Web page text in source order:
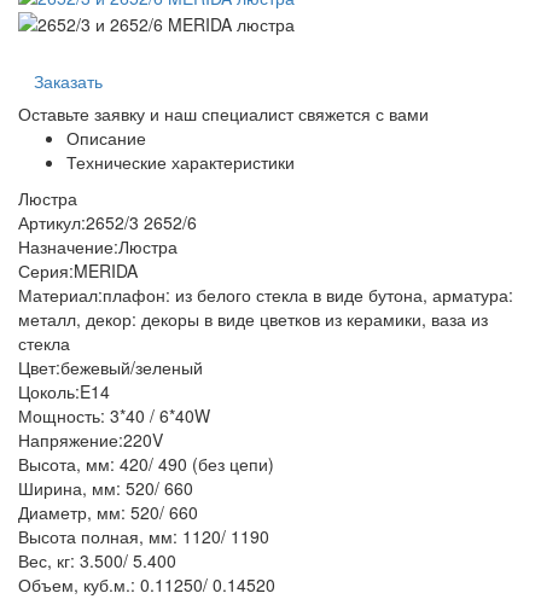
Заказать
Оставьте заявку и наш специалист свяжется с вами
Описание
Технические характеристики
Люстра
Артикул:2652/3 2652/6
Назначение:Люстра
Серия:MERIDA
Материал:плафон: из белого стекла в виде бутона, арматура:
металл, декор: декоры в виде цветков из керамики, ваза из
стекла
Цвет:бежевый/зеленый
Цоколь:E14
Мощность: 3*40 / 6*40W
Напряжение:220V
Высота, мм: 420/ 490 (без цепи)
Ширина, мм: 520/ 660
Диаметр, мм: 520/ 660
Высота полная, мм: 1120/ 1190
Вес, кг: 3.500/ 5.400
Объем, куб.м.: 0.11250/ 0.14520